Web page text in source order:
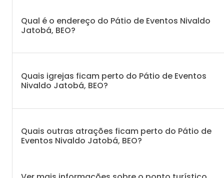
Qual é o endereço do Pátio de Eventos Nivaldo
Jatobá, BEO?
Quais igrejas ficam perto do Pátio de Eventos
Nivaldo Jatobá, BEO?
Quais outras atrações ficam perto do Pátio de
Eventos Nivaldo Jatobá, BEO?